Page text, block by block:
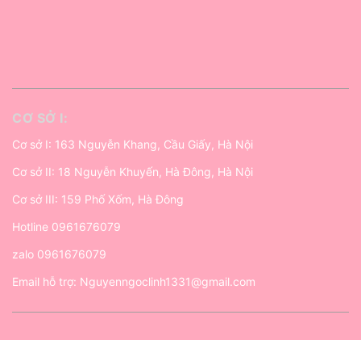
CƠ SỞ I:
Cơ sở I: 163 Nguyễn Khang, Cầu Giấy, Hà Nội
Cơ sở II: 18 Nguyễn Khuyến, Hà Đông, Hà Nội
Cơ sở III: 159 Phố Xốm, Hà Đông
Hotline 0961676079
zalo 0961676079
Email hỗ trợ: Nguyenngoclinh1331@gmail.com